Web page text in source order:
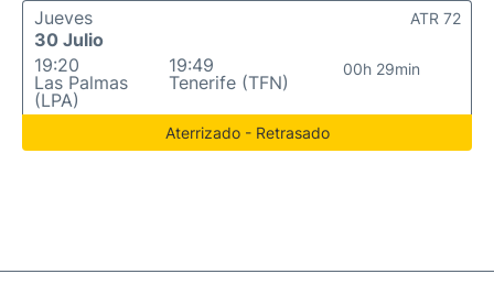
Jueves
30 Julio
19:20
Las Palmas
(LPA)
19:49
Tenerife (TFN)
00h 29min
ATR 72
Aterrizado - Retrasado